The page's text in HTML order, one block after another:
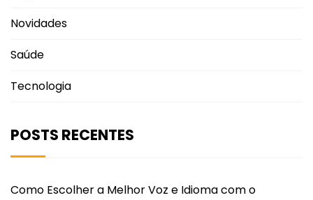
Novidades
Saúde
Tecnologia
POSTS RECENTES
Como Escolher a Melhor Voz e Idioma com o